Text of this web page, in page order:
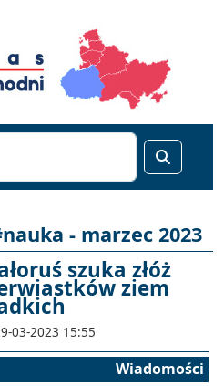
- marzec 2023
szuka złóż
ziem
03-2023 15:55
Wiadomości